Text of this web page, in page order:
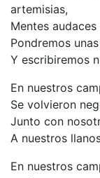
artemisias,
Mentes
Pondremos
Y escribiremos
En nuestros
Se volvieron
Junto con
A nuestros
En nuestros